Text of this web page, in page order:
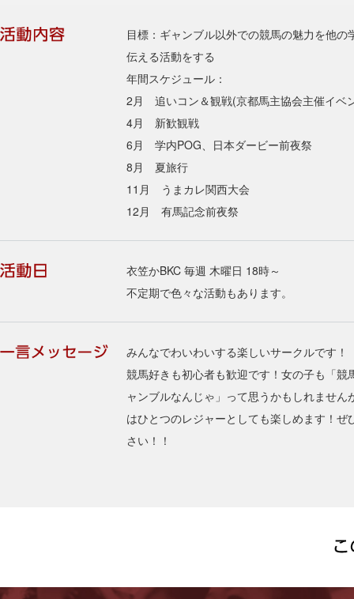
目標：ギャンブル以外での競馬の魅力を他の
伝える活動をする
年間スケジュール：
2月 追いコン＆観戦(京都馬主協会主催イベ
4月 新歓観戦
6月 学内POG、日本ダービー前夜祭
8月 夏旅行
11月 うまカレ関西大会
12月 有馬記念前夜祭
衣笠かBKC 毎週 木曜日 18時～
不定期で色々な活動もあります。
みんなでわいわいする楽しいサークルです！
競馬好きも初心者も歓迎です！女の子も「競
ャンブルなんじゃ」って思うかもしれません
はひとつのレジャーとしても楽しめます！ぜ
さい！！